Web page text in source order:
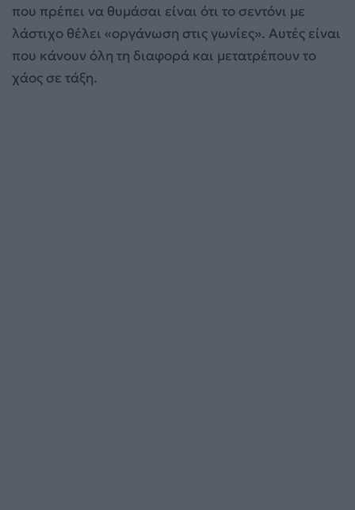
που πρέπει να θυμάσαι είναι ότι το σεντόνι με
λάστιχο θέλει «οργάνωση στις γωνίες». Αυτές είναι
που κάνουν όλη τη διαφορά και μετατρέπουν το
χάος σε τάξη.